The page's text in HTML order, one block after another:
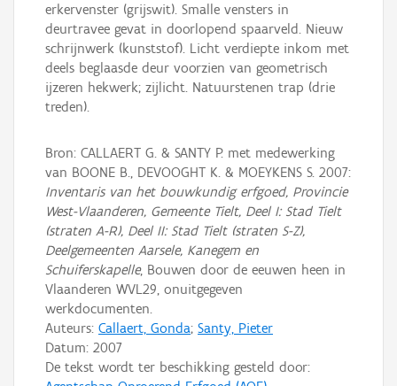
erkervenster (grijswit). Smalle vensters in
deurtravee gevat in doorlopend spaarveld. Nieuw
schrijnwerk (kunststof). Licht verdiepte inkom met
deels beglaasde deur voorzien van geometrisch
ijzeren hekwerk; zijlicht. Natuurstenen trap (drie
treden).
Bron: CALLAERT G. & SANTY P. met medewerking
van BOONE B., DEVOOGHT K. & MOEYKENS S. 2007:
Inventaris van het bouwkundig erfgoed, Provincie
West-Vlaanderen, Gemeente Tielt, Deel I: Stad Tielt
(straten A-R), Deel II: Stad Tielt (straten S-Z),
Deelgemeenten Aarsele, Kanegem en
Schuiferskapelle, Bouwen door de eeuwen heen in
Vlaanderen WVL29, onuitgegeven
werkdocumenten.
Auteurs: Callaert, Gonda; Santy, Pieter
Datum: 2007
De tekst wordt ter beschikking gesteld door: